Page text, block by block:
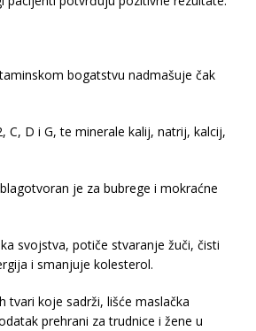
bogatstvu nadmašuje čak
C, D i G, te minerale kalij, natrij, kalcij,
je za bubrege i mokraćne
svojstva, potiče stvaranje žuči, čisti
i smanjuje kolesterol.
tvari koje sadrži, lišće maslačka
prehrani za trudnice i žene u